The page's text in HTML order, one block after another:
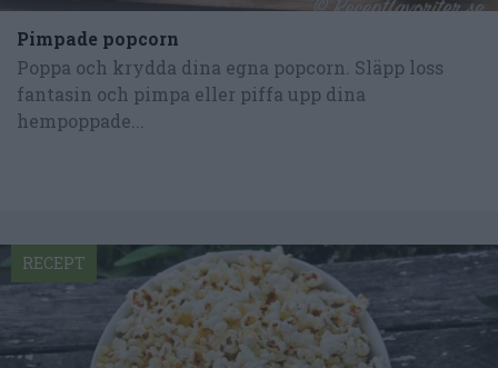
Pimpade popcorn
Poppa och krydda dina egna popcorn. Släpp loss
fantasin och pimpa eller piffa upp dina
hempoppade...
RECEPT